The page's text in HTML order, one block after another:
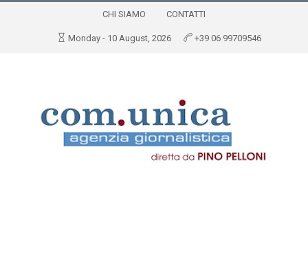
CHI SIAMO CONTATTI
Monday - 10 August, 2026 +39 06 99709546